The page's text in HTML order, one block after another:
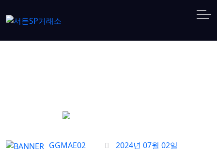
GGMAE02 2024년 07월 02일